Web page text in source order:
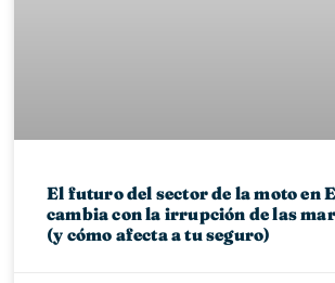
El futuro del sector de la moto en
cambia con la irrupción de las
(y cómo afecta a tu seguro)